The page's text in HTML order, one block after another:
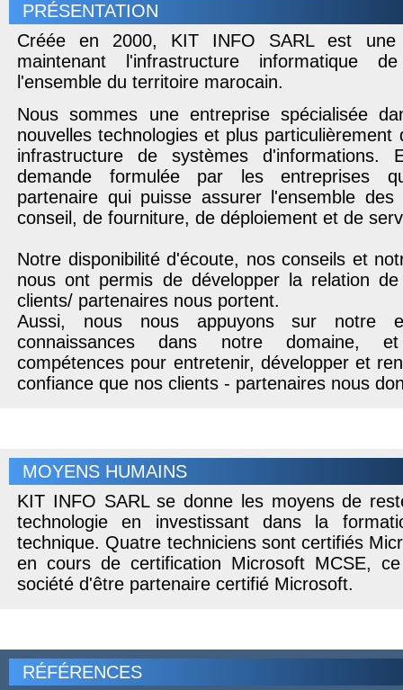
PRÉSENTATION
Créée en 2000, KIT INFO SARL est
maintenant l'infrastructure informatique
l'ensemble du territoire marocain.
Nous sommes une entreprise spécialisée
nouvelles technologies et plus particulièrement
infrastructure de systèmes d'informations.
demande formulée par les entreprises
partenaire qui puisse assurer l'ensemble
conseil, de fourniture, de déploiement et de
Notre disponibilité d'écoute, nos conseils et
nous ont permis de développer la relation
clients/ partenaires nous portent.
Aussi, nous nous appuyons sur notre
connaissances dans notre domaine,
compétences pour entretenir, développer et
confiance que nos clients - partenaires nous
MOYENS HUMAINS
KIT INFO SARL se donne les moyens de
technologie en investissant dans la
technique. Quatre techniciens sont certifiés
en cours de certification Microsoft MCSE,
société d'être partenaire certifié Microsoft.
RÉFÉRENCES